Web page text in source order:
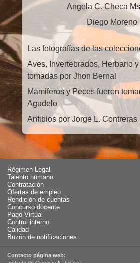
Angela C. Checa
Diego Moreno
Las fotografías de las
Aves, Invertebrados, Herbario
tomadas por Jhon Bernal
Mamiferos y Peces fueron
Agudelo
Anfibios por Jorge L. Contreras
Régimen Legal
Talento humano
Contratación
Ofertas de empleo
Rendición de cuentas
Concurso docente
Pago Virtual
Control interno
Calidad
Buzón de notificaciones
Contacto página web: